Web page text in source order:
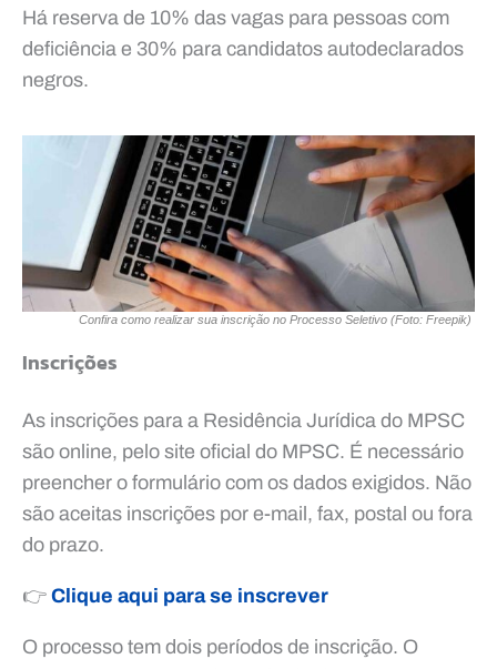
Há reserva de 10% das vagas para pessoas com
deficiência e 30% para candidatos autodeclarados
negros.
Confira como realizar sua inscrição no Processo Seletivo (Foto: Freepik)
Inscrições
As inscrições para a Residência Jurídica do MPSC
são online, pelo site oficial do MPSC. É necessário
preencher o formulário com os dados exigidos. Não
são aceitas inscrições por e-mail, fax, postal ou fora
do prazo.
👉 Clique aqui para se inscrever
O processo tem dois períodos de inscrição. O